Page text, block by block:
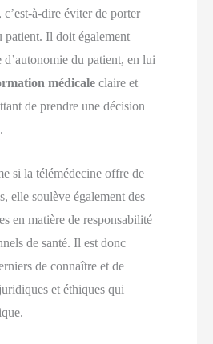
à-dire éviter de porter
patient. Il doit également
d’autonomie du patient, en lui
médicale claire et
de prendre une décision
si la télémédecine offre de
elle soulève également des
en matière de responsabilité
de santé. Il est donc
de connaître et de
et éthiques qui